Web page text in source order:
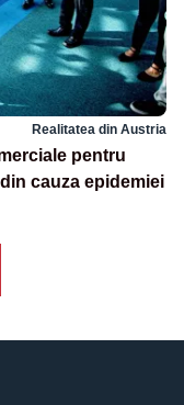
Realitatea din Austria
pentru
cauza epidemiei